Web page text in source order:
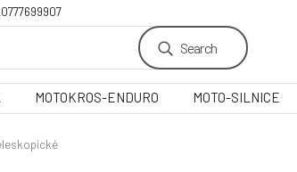
Search
MOTOKROS-ENDURO MOTO-SILNICE